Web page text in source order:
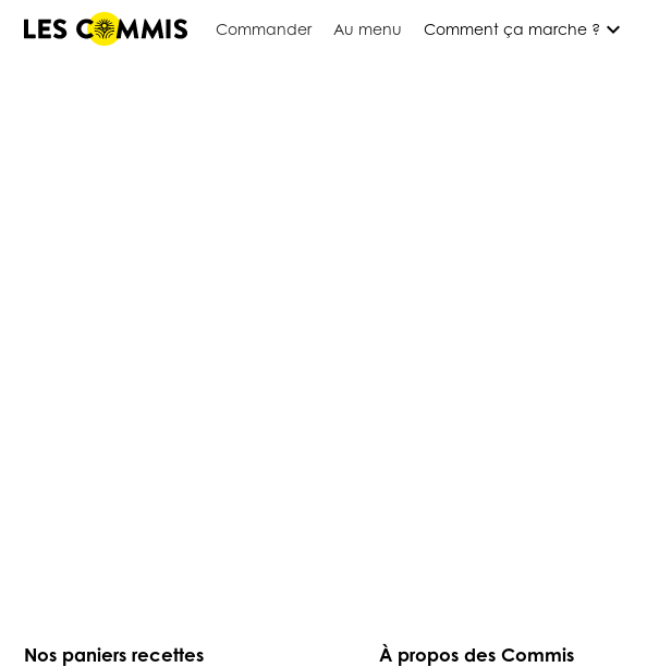
Commander Au menu Comment ça marche ? expand_more
Nos paniers recettes À propos des Commis